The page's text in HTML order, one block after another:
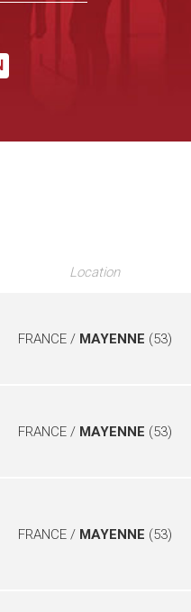
Location
FRANCE / MAYENNE (53)
FRANCE / MAYENNE (53)
FRANCE / MAYENNE (53)